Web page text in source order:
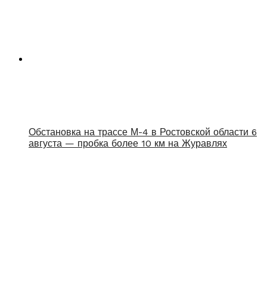
Обстановка на трассе М-4 в Ростовской области 6
августа — пробка более 10 км на Журавлях